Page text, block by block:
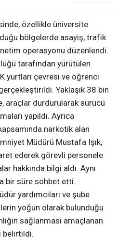
özellikle üniversite
bölgelerde asayiş, trafik
operasyonu düzenlendi.
tarafından yürütülen
yurtları çevresi ve öğrenci
Yaklaşık 38 bin
araçlar durdurularak sürücü
yapıldı. Ayrıca
narkotik alan
Müdürü Mustafa Işık,
ederek görevli personele
hakkında bilgi aldı. Aynı
bir süre sohbet etti.
yardımcıları ve şube
yoğun olarak bulunduğu
sağlanması amaçlanan
belirtildi.